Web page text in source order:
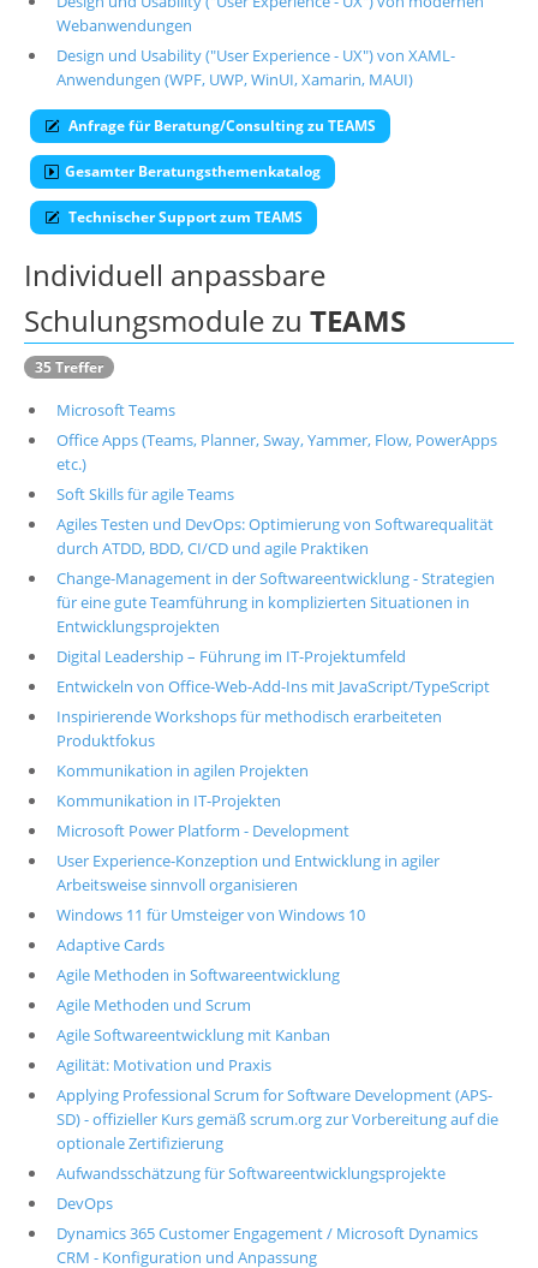
Suche
Webanwendungen
Design und Usability ("User Experience - UX") von XAML-
Anwendungen (WPF, UWP, WinUI, Xamarin, MAUI)
Anfrage für Beratung/Consulting zu TEAMS
Gesamter Beratungsthemenkatalog
Technischer Support zum TEAMS
Individuell anpassbare
Schulungsmodule zu TEAMS
35 Treffer
Microsoft Teams
Office Apps (Teams, Planner, Sway, Yammer, Flow, PowerApps
etc.)
Soft Skills für agile Teams
Agiles Testen und DevOps: Optimierung von Softwarequalität
durch ATDD, BDD, CI/CD und agile Praktiken
Change-Management in der Softwareentwicklung - Strategien
für eine gute Teamführung in komplizierten Situationen in
Entwicklungsprojekten
Digital Leadership – Führung im IT-Projektumfeld
Entwickeln von Office-Web-Add-Ins mit JavaScript/TypeScript
Inspirierende Workshops für methodisch erarbeiteten
Produktfokus
Kommunikation in agilen Projekten
Kommunikation in IT-Projekten
Microsoft Power Platform - Development
User Experience-Konzeption und Entwicklung in agiler
Arbeitsweise sinnvoll organisieren
Windows 11 für Umsteiger von Windows 10
Adaptive Cards
Agile Methoden in Softwareentwicklung
Agile Methoden und Scrum
Agile Softwareentwicklung mit Kanban
Agilität: Motivation und Praxis
Applying Professional Scrum for Software Development (APS-
SD) - offizieller Kurs gemäß scrum.org zur Vorbereitung auf die
optionale Zertifizierung
Aufwandsschätzung für Softwareentwicklungsprojekte
DevOps
Dynamics 365 Customer Engagement / Microsoft Dynamics
CRM - Konfiguration und Anpassung